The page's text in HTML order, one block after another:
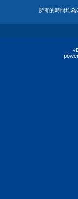
所有的時間均為